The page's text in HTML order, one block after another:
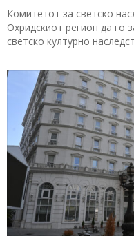
Комитетот за светско
Охридскиот регион да го
светско културно